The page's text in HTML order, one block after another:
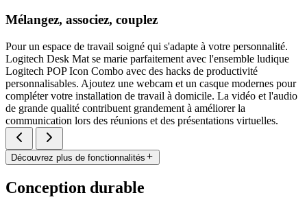
Mélangez, associez, couplez
Pour un espace de travail soigné qui s'adapte à votre personnalité.
Logitech Desk Mat se marie parfaitement avec l'ensemble ludique
Logitech POP Icon Combo avec des hacks de productivité
personnalisables. Ajoutez une webcam et un casque modernes pour
compléter votre installation de travail à domicile. La vidéo et l'audio
de grande qualité contribuent grandement à améliorer la
communication lors des réunions et des présentations virtuelles.
Découvrez plus de fonctionnalités
Conception durable